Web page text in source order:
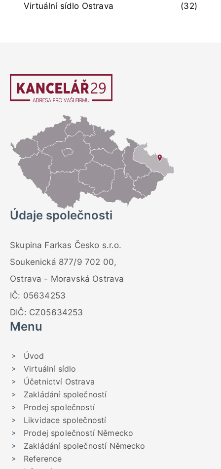
Virtuální sídlo Ostrava
(32)
Údaje společnosti
Skupina Farkas Česko s.r.o.
Soukenická 877/9 702 00,
Ostrava - Moravská Ostrava
IČ: 05634253
DIČ: CZ05634253
Menu
Úvod
Virtuální sídlo
Účetnictví Ostrava
Zakládání společností
Prodej společností
Likvidace společností
Prodej společností Německo
Zakládání společností Německo
Reference